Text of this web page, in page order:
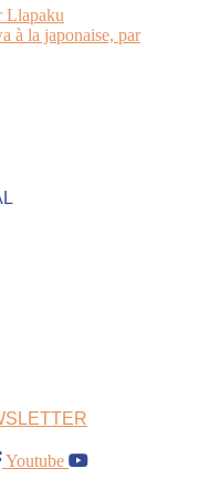
Llapaku
à la japonaise, par
Youtube